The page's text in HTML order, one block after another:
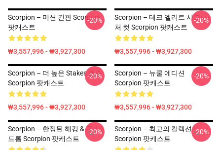
Scorpion – 미션 긴판 Scorpion
팟캐스트
₩3,557,996 - ₩3,927,300
-20%
Scorpion – 테크 엘리트 시그니
처 컷 Scorpion 팟캐스트
₩3,557,996 - ₩3,927,300
-20%
Scorpion – 더 높은 Stakes 캡슐
Scorpion 팟캐스트
₩3,557,996 - ₩3,927,300
-20%
Scorpion – 뉴쿨 에디션
Scorpion 팟캐스트
₩3,557,996 - ₩3,927,300
-20%
Scorpion – 한정된 해킹 & 구조
드롭 Scorpion 팟캐스트
-20%
Scorpion – 최고의 컬렉션
Scorpion 팟캐스트
-20%